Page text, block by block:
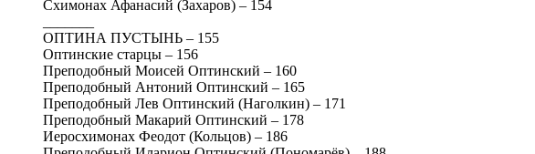
Схимонах Афанасий (Захаров) – 154
ОПТИНА ПУСТЫНЬ – 155
Оптинские старцы – 156
Преподобный Моисей Оптинский – 160
Преподобный Антоний Оптинский – 165
Преподобный Лев Оптинский (Наголкин) – 171
Преподобный Макарий Оптинский – 178
Иеросхимонах Феодот (Кольцов) – 186